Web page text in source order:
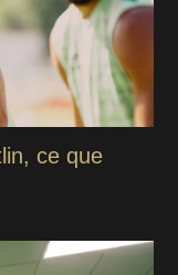
ce que